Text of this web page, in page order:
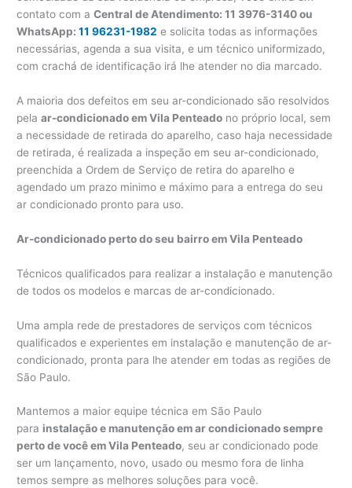
contato com aCentral de Atendimento: 11 3976-3140 ou
WhatsApp:11 96231-1982 e solicita todas as informações
necessárias, agenda a sua visita, e um técnico uniformizado,
com crachá de identificação irá lhe atender no dia marcado.
A maioria dos defeitos em seu ar-condicionado são resolvidos
pelaar-condicionado em Vila Penteado no próprio local, sem
a necessidade de retirada do aparelho, caso haja necessidade
de retirada, é realizada a inspeção em seu ar-condicionado,
preenchida a Ordem de Serviço de retira do aparelho e
agendado um prazo minimo e máximo para a entrega do seu
ar condicionado pronto para uso.
Ar-condicionado perto do seu bairro em Vila Penteado
Técnicos qualificados para realizar a instalação e manutenção
de todos os modelos e marcas de ar-condicionado.
Uma ampla rede de prestadores de serviços com técnicos
qualificados e experientes em instalação e manutenção de ar-
condicionado, pronta para lhe atender em todas as regiões de
São Paulo.
Mantemos a maior equipe técnica em São Paulo
para instalação e manutenção em ar condicionado sempre
perto de você em Vila Penteado, seu ar condicionado pode
ser um lançamento, novo, usado ou mesmo fora de linha
temos sempre as melhores soluções para você.